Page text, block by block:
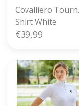
Covalliero Tourn.
Shirt White
€39,99